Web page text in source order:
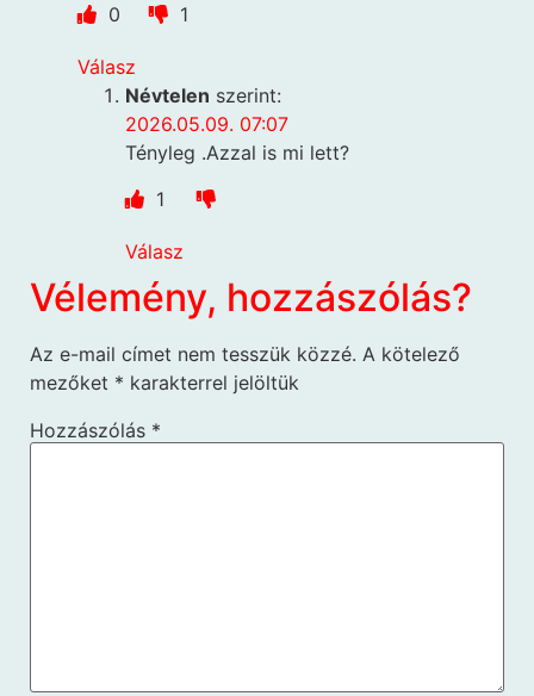
0
1
Válasz
Névtelen szerint:
2026.05.09. 07:07
Tényleg .Azzal is mi lett?
1
Válasz
Vélemény, hozzászólás?
Az e-mail címet nem tesszük közzé. A kötelező
mezőket * karakterrel jelöltük
Hozzászólás *